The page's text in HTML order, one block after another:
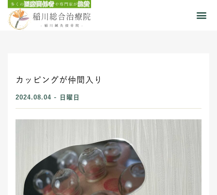
カッピングが仲間入り
2024.08.04 - 日曜日